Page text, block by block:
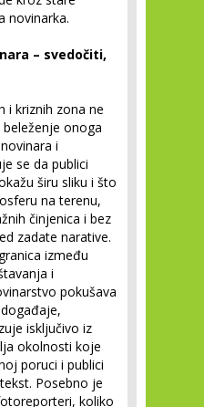
novinarka.
– svedočiti,
i kriznih zona ne
onoga
i
se da publici
širu sliku i što
na terenu,
činjenica i bez
zadate narative.
između
i
pokušava
isključivo iz
okolnosti koje
poruci i publici
Posebno je
koliko